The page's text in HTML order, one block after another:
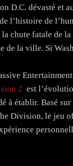
D.C. dévasté et
l’histoire de
chute fatale de
de la ville. Si
2 est
à établir. Basé
Division, le jeu